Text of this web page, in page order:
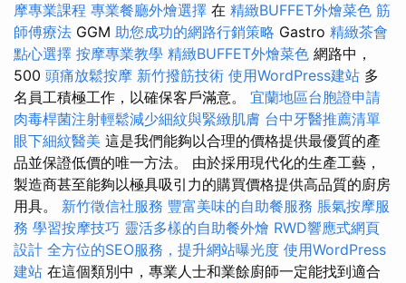
摩專業課程 專業餐廳外燴選擇 在 精緻BUFFET外燴菜色 筋
師傅療法 GGM 助您成功的網路行銷策略 Gastro 精緻茶會
點心選擇 按摩專業教學 精緻BUFFET外燴菜色 網路中，
500 頭痛放鬆按摩 新竹撥筋技術 使用WordPress建站 多
名員工積極工作，以確保客戶滿意。 宜蘭地區台胞證申請
肉毒桿菌注射輕鬆減少細紋與緊緻肌膚 台中牙醫推薦清單
眼下細紋醫美 這是我們能夠以合理的價格提供最優質的產
品並保證低價的唯一方法。 由於採用現代化的生產工藝，
製造商甚至能夠以極具吸引力的購買價格提供高品質的廚房
用具。 新竹徵信社服務 豐富美味的自助餐服務 脹氣按摩服
務 學習按摩技巧 靈活多樣的自助餐外燴 RWD響應式網頁
設計 全方位的SEO服務，提升網站曝光度 使用WordPress
建站 在這個類別中，專業人士和業餘廚師一定能找到適合